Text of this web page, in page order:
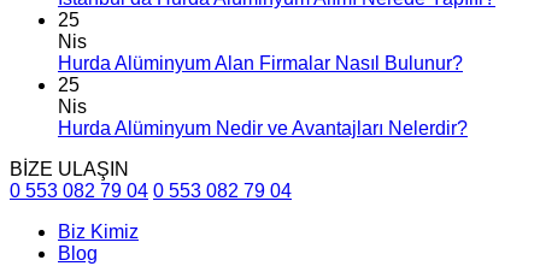
25
Nis
Hurda Alüminyum Alan Firmalar Nasıl Bulunur?
25
Nis
Hurda Alüminyum Nedir ve Avantajları Nelerdir?
BİZE ULAŞIN
0 553 082 79 04 0 553 082 79 04
Biz Kimiz
Blog